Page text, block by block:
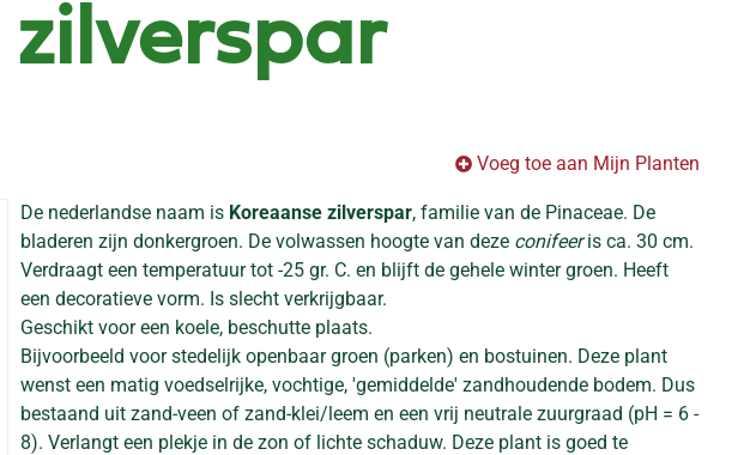
zilverspar
Voeg toe aan Mijn Planten
De nederlandse naam is Koreaanse zilverspar, familie van de Pinaceae. De
bladeren zijn donkergroen. De volwassen hoogte van deze conifeeris ca. 30 cm.
Verdraagt een temperatuur tot -25 gr. C. en blijft de gehele winter groen. Heeft
een decoratieve vorm. Is slecht verkrijgbaar.
Geschikt voor een koele, beschutte plaats.
Bijvoorbeeld voor stedelijk openbaar groen (parken) en bostuinen. Deze plant
wenst een matig voedselrijke, vochtige, 'gemiddelde' zandhoudende bodem. Dus
bestaand uit zand-veen of zand-klei/leem en een vrij neutrale zuurgraad (pH = 6 -
8). Verlangt een plekje in de zon of lichte schaduw. Deze plant is goed te